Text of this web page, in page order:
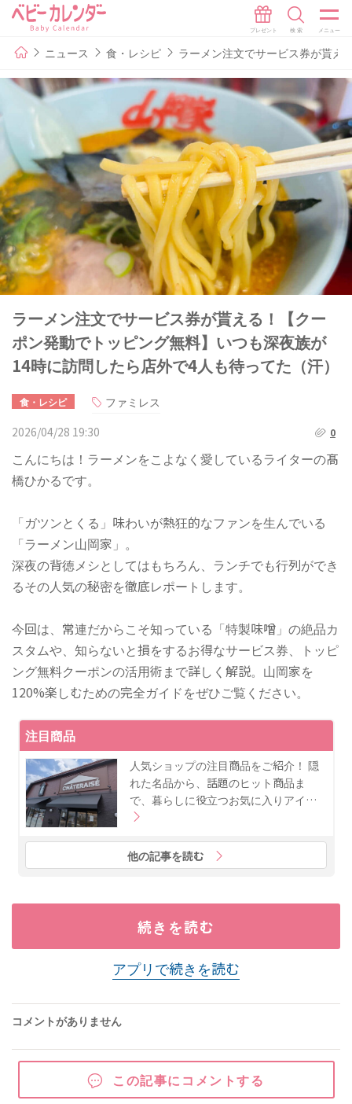
ニュース 食・レシピ ラーメン注文でサービス券が貰え
ラーメン注文でサービス券が貰える！【クー
ポン発動でトッピング無料】いつも深夜族が
14時に訪問したら店外で4人も待ってた（汗）
食・レシピ
ファミレス
2026/04/28 19:30
0
こんにちは！ラーメンをこよなく愛しているライターの髙
橋ひかるです。
「ガツンとくる」味わいが熱狂的なファンを生んでいる
「ラーメン山岡家」。
深夜の背徳メシとしてはもちろん、ランチでも行列ができ
るその人気の秘密を徹底レポートします。
今回は、常連だからこそ知っている「特製味噌」の絶品カ
スタムや、知らないと損をするお得なサービス券、トッピ
ング無料クーポンの活用術まで詳しく解説。山岡家を
120%楽しむための完全ガイドをぜひご覧ください。
注目商品
人気ショップの注目商品をご紹介！ 隠
れた名品から、話題のヒット商品ま
で、暮らしに役立つお気に入りアイ…
他の記事を読む
続きを読む
アプリで続きを読む
コメントがありません
この記事にコメントする